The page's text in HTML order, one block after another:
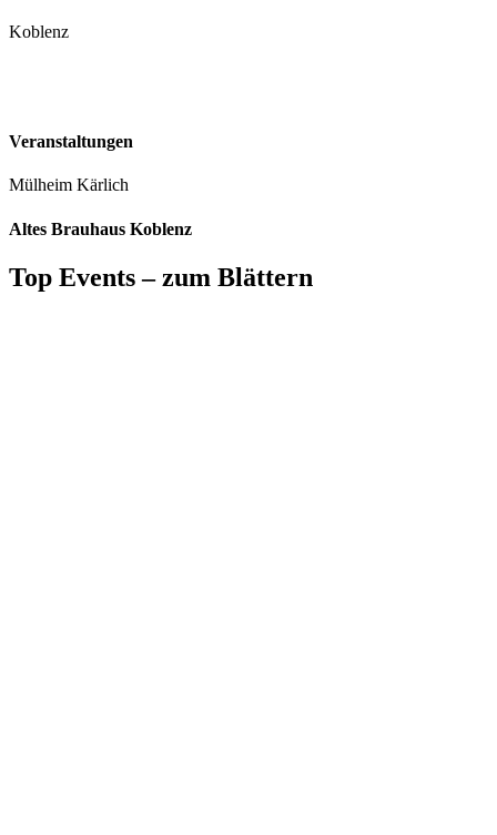
Koblenz
Veranstaltungen
Mülheim Kärlich
Altes Brauhaus Koblenz
Top Events – zum Blättern